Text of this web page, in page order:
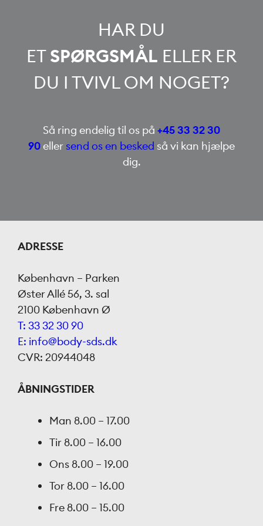
HAR DU
ETSPØRGSMÅL ELLER ER
DU I TVIVL OM NOGET?
Så ring endelig til os på +45 33 32 30
90eller send os en besked så vi kan hjælpe
dig.
ADRESSE
København – Parken
Øster Allé 56, 3. sal
2100 København Ø
T: 33 32 30 90
E: info@body-sds.dk
CVR: 20944048
ÅBNINGSTIDER
Man 8.00 – 17.00
Tir 8.00 – 16.00
Ons 8.00 – 19.00
Tor 8.00 – 16.00
Fre 8.00 – 15.00